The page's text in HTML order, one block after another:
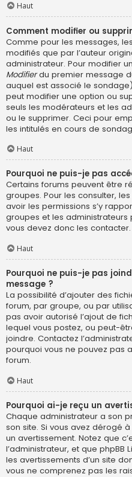
Haut
Comment modifier ou
Comme pour les messages,
modifiés que par l’auteur
administrateur. Pour modifier
Modifierdu premier message
auquel est associé le
peut modifier une option ou
seuls les modérateurs et les
ou le supprimer. Ceci pour
les intitulés en cours de
Haut
Pourquoi ne puis-je pas
Certains forums peuvent être
groupes. Pour les consulter,
avoir les permissions s’y
groupes et les
vous devez donc les contacter.
Haut
Pourquoi ne puis-je pas
message ?
La possibilité d’ajouter des
forum, par groupe, ou par
pas avoir autorisé l’ajout de
lequel vous postez, ou peut-
joindre. Contactez
pourquoi vous ne pouvez pas
forum.
Haut
Pourquoi ai-je reçu un
Chaque administrateur a son
son site. Si vous avez dérogé
un avertissement. Notez que
l’administrateur, et que phpBB
les avertissements d’un site
vous ne comprenez pas les